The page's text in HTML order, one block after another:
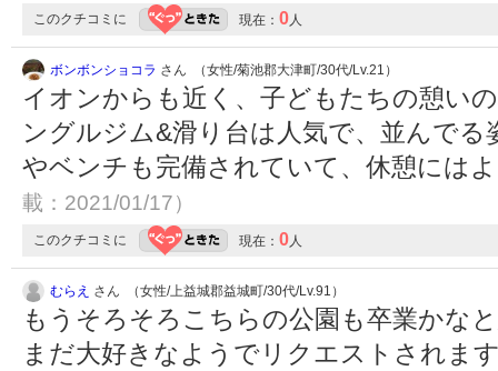
このクチコミに 現在： 0人
ボンボンショコラ さん （女性/菊池郡大津町/30代/Lv.21）
イオンからも近く、子どもたちの憩い
ングルジム&滑り台は人気で、並んで
やベンチも完備されていて、休憩には
載：2021/01/17）
このクチコミに 現在： 0人
むらえ さん （女性/上益城郡益城町/30代/Lv.91）
もうそろそろこちらの公園も卒業かな
まだ大好きなようでリクエストされま